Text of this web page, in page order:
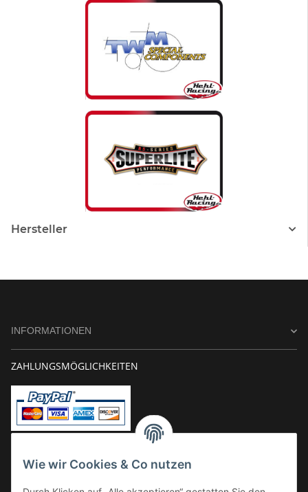
Wie wir Cookies & Co nutzen
Hersteller
INFORMATIONEN
ZAHLUNGSMÖGLICHKEITEN